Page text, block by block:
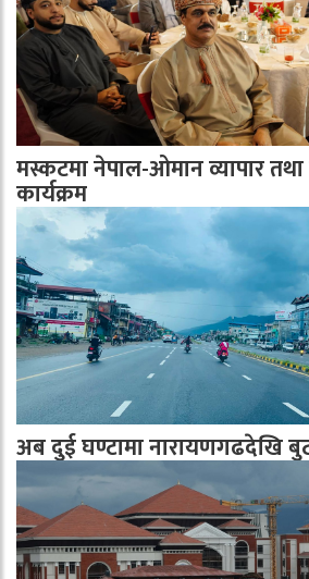
मस्कटमा नेपाल-ओमान व्यापार तथा
कार्यक्रम
अब दुई घण्टामा नारायणगढदेखि